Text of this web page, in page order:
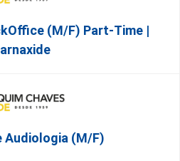
(M/F) Part-Time |
Audiologia (M/F)